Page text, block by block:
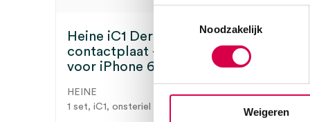
Noodzakelijk
Weigeren
Heine iC1 Dermatoscoop met
contactplaat + schaalverdeling, iC1/6
voor iPhone 6/6s, USB (set)
HEINE
1 set, iC1, onsteriel